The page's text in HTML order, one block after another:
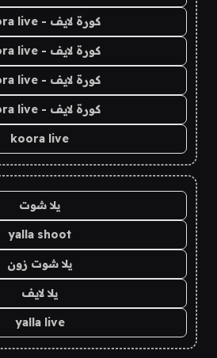
كورة لايف - koora live
كورة لايف - koora live
كورة لايف - koora live
كورة لايف - koora live
koora live
يلا شوت
yalla shoot
يلا شوت زون
يلا لايف
yalla live